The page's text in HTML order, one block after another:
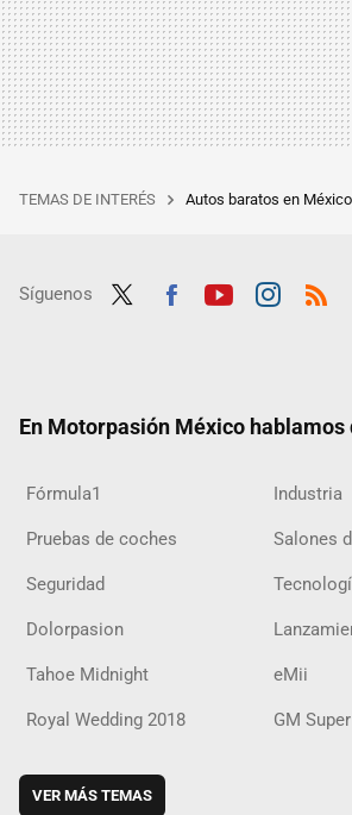
TEMAS DE INTERÉS Autos baratos en
Síguenos
En Motorpasión México hablamos
Fórmula1 Industria
Pruebas de coches Salones
Seguridad
Dolorpasion
Tahoe Midnight eMii
Royal Wedding 2018 GM
VER MÁS TEMAS